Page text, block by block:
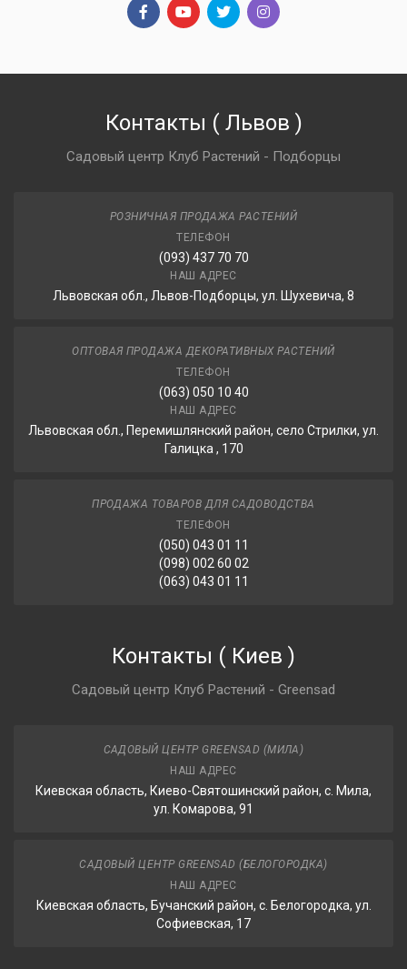
Контакты ( Львов )
Садовый центр Клуб Растений - Подборцы
РОЗНИЧНАЯ ПРОДАЖА РАСТЕНИЙ
ТЕЛЕФОН
(093) 437 70 70
НАШ АДРЕС
Львовская обл., Львов-Подборцы, ул. Шухевича, 8
ОПТОВАЯ ПРОДАЖА ДЕКОРАТИВНЫХ РАСТЕНИЙ
ТЕЛЕФОН
(063) 050 10 40
НАШ АДРЕС
Львовская обл., Перемишлянский район, село Стрилки, ул.
Галицка , 170
ПРОДАЖА ТОВАРОВ ДЛЯ САДОВОДСТВА
ТЕЛЕФОН
(050) 043 01 11
(098) 002 60 02
(063) 043 01 11
Контакты ( Киев )
Садовый центр Клуб Растений - Greensad
САДОВЫЙ ЦЕНТР GREENSAD (МИЛА)
НАШ АДРЕС
Киевская область, Киево-Святошинский район, с. Мила,
ул. Комарова, 91
САДОВЫЙ ЦЕНТР GREENSAD (БЕЛОГОРОДКА)
НАШ АДРЕС
Киевская область, Бучанский район, с. Белогородка, ул.
Софиевская, 17